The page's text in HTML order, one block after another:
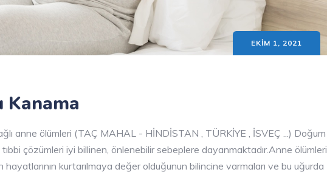
EKIM 1, 2021
Kanama
anne ölümleri (TAÇ MAHAL - HİNDİSTAN , TÜRKİYE , İSVEÇ ...) Doğum
tıbbi çözümleri iyi billinen, önlenebilir sebeplere dayanmaktadır.Anne ölümleri
kurtarılmaya değer olduğunun bilincine varmaları ve bu uğurda